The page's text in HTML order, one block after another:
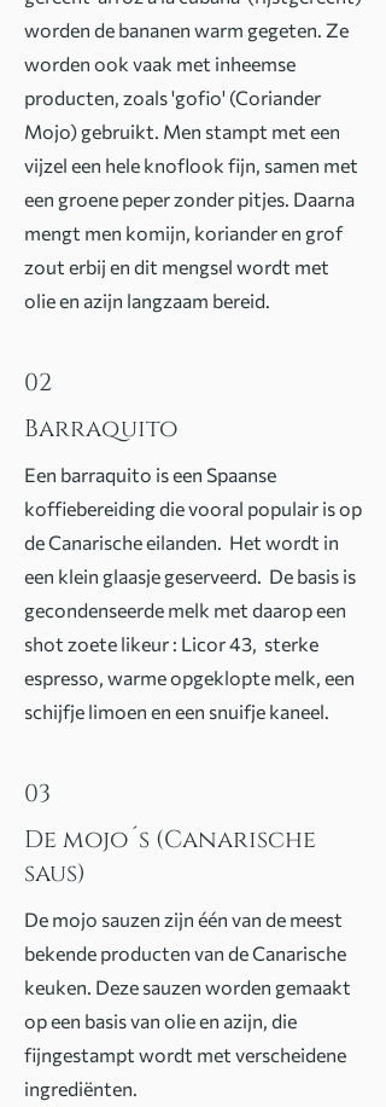
worden de bananen warm gegeten. Ze
worden ook vaak met inheemse
producten, zoals 'gofio' (Coriander
Mojo) gebruikt. Men stampt met een
vijzel een hele knoflook fijn, samen met
een groene peper zonder pitjes. Daarna
mengt men komijn, koriander en grof
zout erbij en dit mengsel wordt met
olie en azijn langzaam bereid.
02
Barraquito
Een barraquito is een Spaanse
koffiebereiding die vooral populair is op
de Canarische eilanden. Het wordt in
een klein glaasje geserveerd. De basis is
gecondenseerde melk met daarop een
shot zoete likeur : Licor 43, sterke
espresso, warme opgeklopte melk, een
schijfje limoen en een snuifje kaneel.
03
De mojo´s (Canarische
saus)
De mojo sauzen zijn één van de meest
bekende producten van de Canarische
keuken. Deze sauzen worden gemaakt
op een basis van olie en azijn, die
fijngestampt wordt met verscheidene
ingrediënten.